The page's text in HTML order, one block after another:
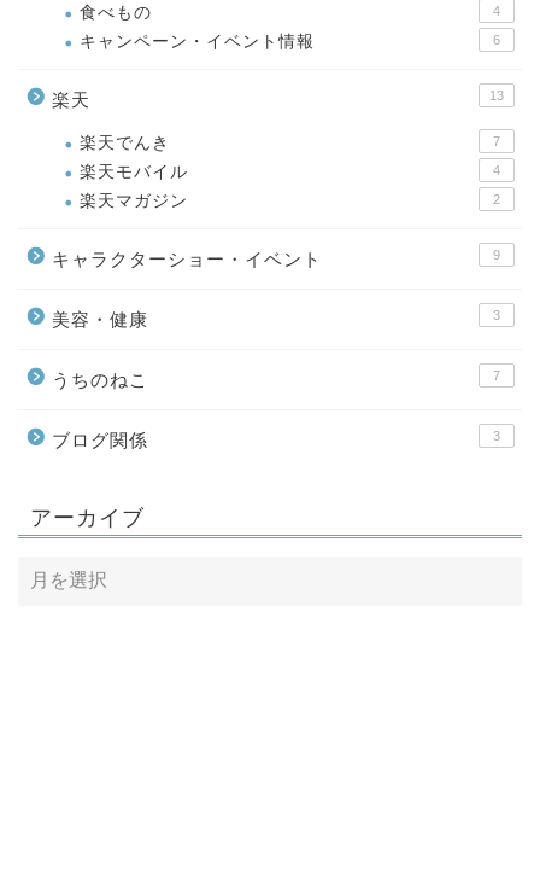
食べもの 4
キャンペーン・イベント情報 6
楽天 13
楽天でんき 7
楽天モバイル 4
楽天マガジン 2
キャラクターショー・イベント 9
美容・健康 3
うちのねこ 7
ブログ関係 3
アーカイブ